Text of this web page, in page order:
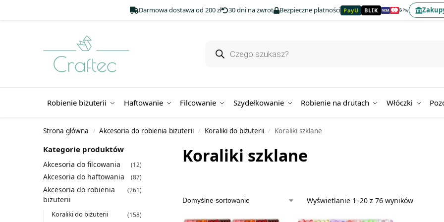
Darmowa dostawa od 200 zł 30 dni na zwrot Bezpieczne płatności PayU BLIK
Robienie biżuterii Haftowanie Filcowanie Szydełkowanie Robienie na drutach Włóczki
Strona główna / Akcesoria do robienia biżuterii / Koraliki do biżuterii / Koraliki szklane
Koraliki szklane
Wyświetlanie 1–20 z 76 wyników
Kategorie produktów
Akcesoria do filcowania (12)
Akcesoria do haftowania (87)
Akcesoria do robienia
biżuterii
(261)
Koraliki do biżuterii (158)